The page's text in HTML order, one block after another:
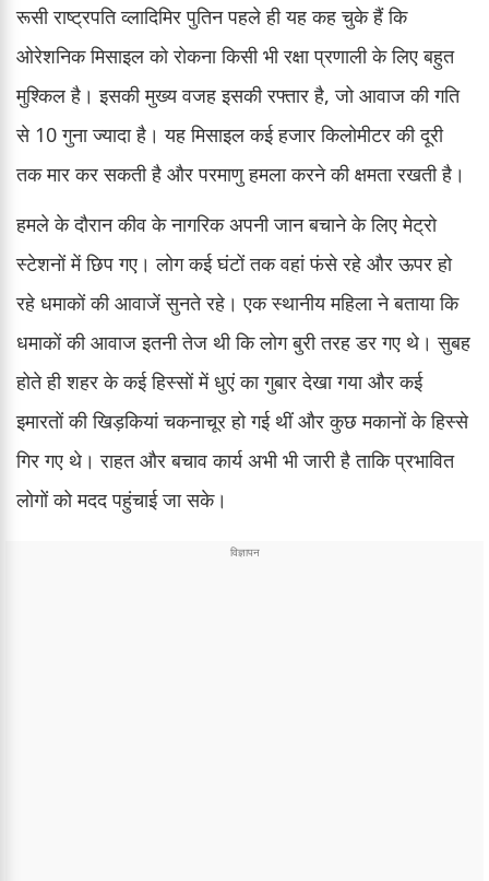
रूसी राष्ट्रपति व्लादिमिर पुतिन पहले ही यह कह चुके हैं कि
ओरेशनिक मिसाइल को रोकना किसी भी रक्षा प्रणाली के लिए बहुत
मुश्किल है। इसकी मुख्य वजह इसकी रफ्तार है, जो आवाज की गति
से 10 गुना ज्यादा है। यह मिसाइल कई हजार किलोमीटर की दूरी
तक मार कर सकती है और परमाणु हमला करने की क्षमता रखती है।
हमले के दौरान कीव के नागरिक अपनी जान बचाने के लिए मेट्रो
स्टेशनों में छिप गए। लोग कई घंटों तक वहां फंसे रहे और ऊपर हो
रहे धमाकों की आवाजें सुनते रहे। एक स्थानीय महिला ने बताया कि
धमाकों की आवाज इतनी तेज थी कि लोग बुरी तरह डर गए थे। सुबह
होते ही शहर के कई हिस्सों में धुएं का गुबार देखा गया और कई
इमारतों की खिड़कियां चकनाचूर हो गई थीं और कुछ मकानों के हिस्से
गिर गए थे। राहत और बचाव कार्य अभी भी जारी है ताकि प्रभावित
लोगों को मदद पहुंचाई जा सके।